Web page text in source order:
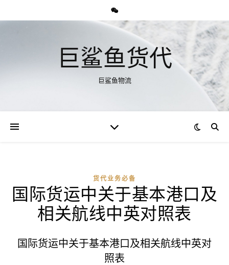
巨鲨鱼货代
巨鲨鱼物流
货代业务必备
国际货运中关于基本港口及
相关航线中英对照表
国际货运中关于基本港口及相关航线中英对
照表